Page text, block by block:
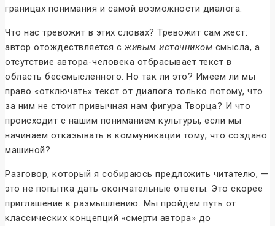
границах понимания и самой возможности диалога.
Что нас тревожит в этих словах? Тревожит сам жест:
автор отождествляется сживым источником смысла, а
отсутствие автора-человека отбрасывает текст в
область бессмысленного. Но так ли это? Имеем ли мы
право «отключать» текст от диалога только потому, что
за ним не стоит привычная нам фигура Творца? И что
происходит с нашим пониманием культуры, если мы
начинаем отказывать в коммуникации тому, что создано
машиной?
Разговор, который я собираюсь предложить читателю, —
это не попытка дать окончательные ответы. Это скорее
приглашение к размышлению. Мы пройдём путь от
классических концепций «смерти автора» до